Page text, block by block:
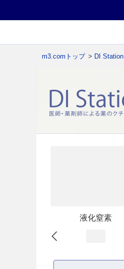
m3.comトップ > DI Station
液化窒素